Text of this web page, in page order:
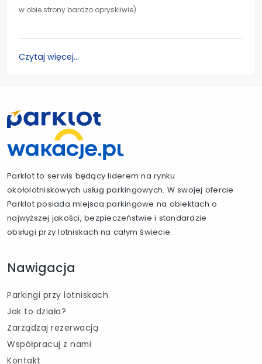
w obie strony bardzo opryskliwie).
Czytaj więcej...
Parklot to serwis będący liderem na rynku
okołolotniskowych usług parkingowych. W swojej ofercie
Parklot posiada miejsca parkingowe na obiektach o
najwyższej jakości, bezpieczeństwie i standardzie
obsługi przy lotniskach na całym świecie.
Nawigacja
Parkingi przy lotniskach
Jak to działa?
Zarządzaj rezerwacją
Współpracuj z nami
Kontakt